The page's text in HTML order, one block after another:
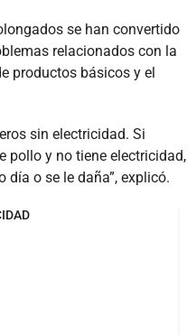
se han convertido
relacionados con la
productos básicos y el
sin electricidad. Si
pollo y no tiene electricidad,
o se le daña”, explicó.